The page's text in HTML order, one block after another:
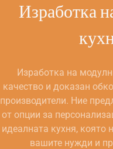
Изработка
Изработка на
качество и доказан
производители. Ние
от опции за
идеалната кухня, която
вашите нужди и